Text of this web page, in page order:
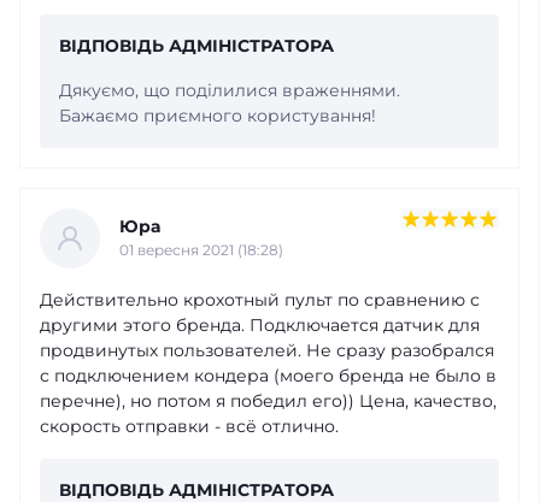
ВІДПОВІДЬ АДМІНІСТРАТОРА
Дякуємо, що поділилися враженнями.
Бажаємо приємного користування!
Юра
01 вересня 2021 (18:28)
Действительно крохотный пульт по сравнению с
другими этого бренда. Подключается датчик для
продвинутых пользователей. Не сразу разобрался
с подключением кондера (моего бренда не было в
перечне), но потом я победил его)) Цена, качество,
скорость отправки - всё отлично.
ВІДПОВІДЬ АДМІНІСТРАТОРА